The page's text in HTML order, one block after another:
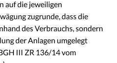
auf die jeweiligen
zugrunde, dass die
des Verbrauchs, sondern
der Anlagen umgelegt
III ZR 136/14 vom